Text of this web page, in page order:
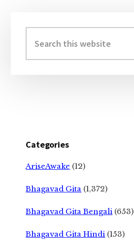
Sidebar
this
website
Categories
AriseAwake (12)
Bhagavad Gita (1,372)
Bhagavad Gita Bengali (653)
Bhagavad Gita Hindi (153)